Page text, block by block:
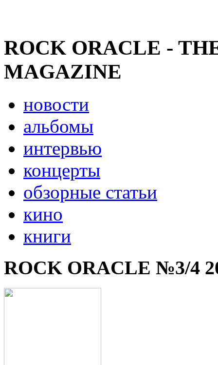
ROCK ORACLE -
MAGAZINE
новости
альбомы
интервью
концерты
обзорные статьи
кино
книги
ROCK ORACLE №3/4